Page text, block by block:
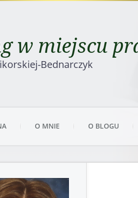
w miejscu
Bednarczyk
O MNIE O BLOGU